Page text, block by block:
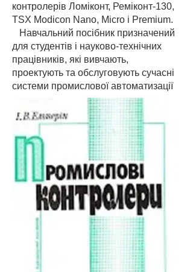
контролерів Ломіконт, Реміконт-130,
TSX Modicon Nano, Micro і Premium.
Навчальний посібник призначений
для студентів і науково-технічних
працівників, які вивчають,
проектують та обслуговують сучасні
системи промислової автоматизації